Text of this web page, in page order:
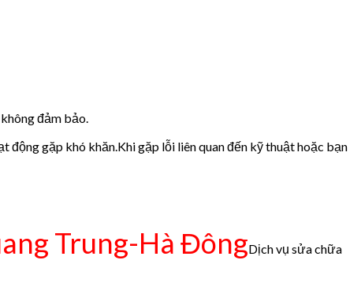
đảm bảo.
gặp khó khăn.Khi gặp lỗi liên quan đến kỹ thuật hoặc bạn
Trung-Hà ĐôngDịch vụ sửa chữa